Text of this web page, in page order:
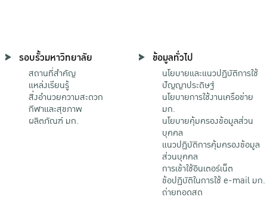
รอบรั้วมหาวิทยาลัย
สถานที่สำคัญ
แหล่งเรียนรู้
สิ่งอำนวยความสะดวก
กีฬาและสุขภาพ
ผลิตภัณฑ์ มก.
ข้อมูลทั่วไป
นโยบายและแนวปฏิบัติการใช้
ปัญญาประดิษฐ์
นโยบายการใช้งานเครือข่าย
มก.
นโยบายคุ้มครองข้อมูลส่วน
บุคคล
แนวปฏิบัติการคุ้มครองข้อมูล
ส่วนบุคคล
การเข้าใช้อินเตอร์เน็ต
ข้อปฏิบัติในการใช้ e-mail มก.
ถ่ายทอดสด